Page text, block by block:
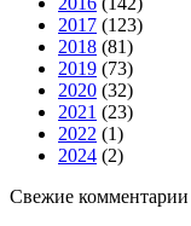
2017 (123)
2018 (81)
2019 (73)
2020 (32)
2021 (23)
2022 (1)
2024 (2)
Свежие комментарии